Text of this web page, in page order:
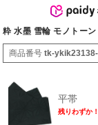
粋 水墨 雪輪 モノトー
商品番号 tk-
平帯
残りわずか！